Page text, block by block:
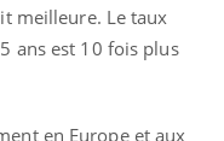
meilleure. Le taux
ans est 10 fois plus
en Europe et aux